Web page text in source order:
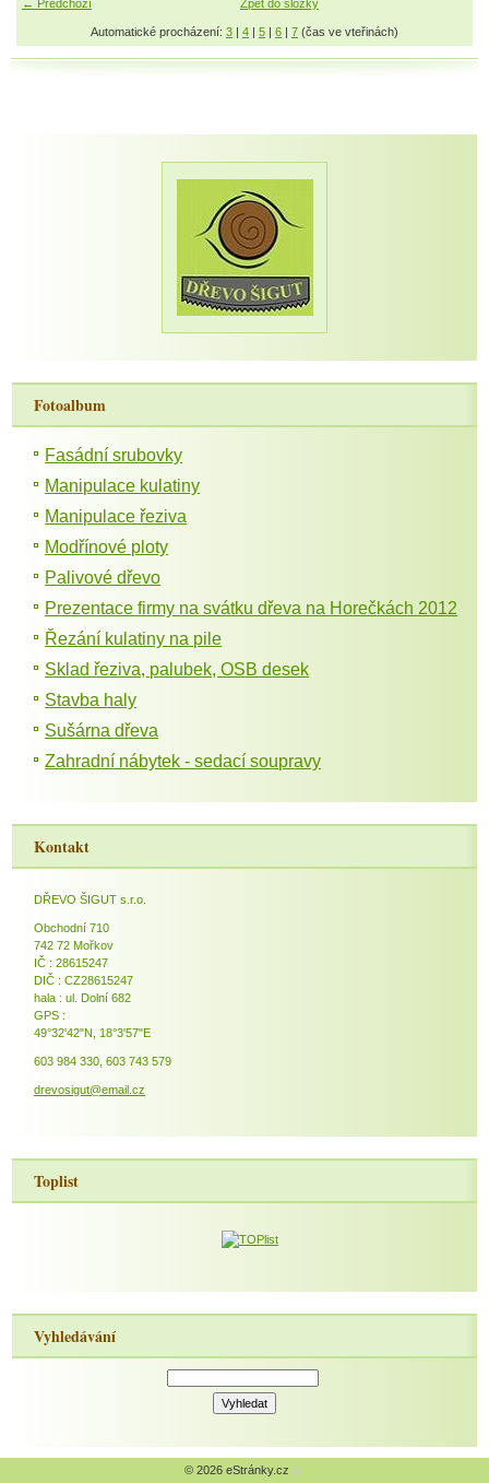
← Předchozí Zpět do složky
Automatické procházení: 3 | 4 | 5 | 6 | 7 (čas ve vteřinách)
Fotoalbum
Fasádní srubovky
Manipulace kulatiny
Manipulace řeziva
Modřínové ploty
Palivové dřevo
Prezentace firmy na svátku dřeva na Horečkách 2012
Řezání kulatiny na pile
Sklad řeziva, palubek, OSB desek
Stavba haly
Sušárna dřeva
Zahradní nábytek - sedací soupravy
Kontakt
DŘEVO ŠIGUT s.r.o.
Obchodní 710
742 72 Mořkov
IČ : 28615247
DIČ : CZ28615247
hala : ul. Dolní 682
GPS :
49°32'42"N, 18°3'57"E
603 984 330, 603 743 579
drevosigut@email.cz
Toplist
Vyhledávání
© 2026 eStránky.cz